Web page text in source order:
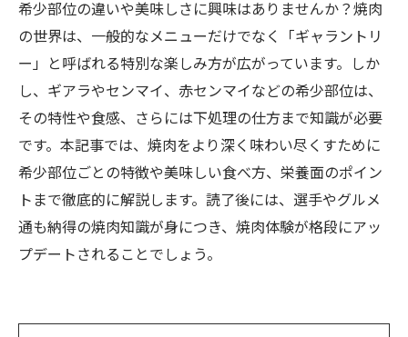
希少部位の違いや美味しさに興味はありませんか？焼肉
の世界は、一般的なメニューだけでなく「ギャラントリ
ー」と呼ばれる特別な楽しみ方が広がっています。しか
し、ギアラやセンマイ、赤センマイなどの希少部位は、
その特性や食感、さらには下処理の仕方まで知識が必要
です。本記事では、焼肉をより深く味わい尽くすために
希少部位ごとの特徴や美味しい食べ方、栄養面のポイン
トまで徹底的に解説します。読了後には、選手やグルメ
通も納得の焼肉知識が身につき、焼肉体験が格段にアッ
プデートされることでしょう。